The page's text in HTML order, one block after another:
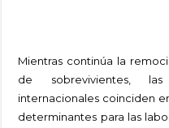
Mientras continúa la
de sobrevivientes,
internacionales coinciden
determinantes para las